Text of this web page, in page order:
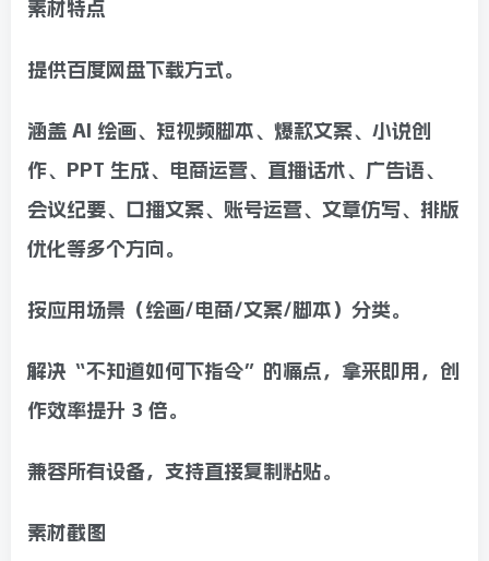
素材特点
提供百度网盘下载方式。
涵盖 AI 绘画、短视频脚本、爆款文案、小说创
作、PPT 生成、电商运营、直播话术、广告语、
会议纪要、口播文案、账号运营、文章仿写、排版
优化等多个方向。
按应用场景（绘画/电商/文案/脚本）分类。
解决“不知道如何下指令”的痛点，拿来即用，创
作效率提升 3 倍。
兼容所有设备，支持直接复制粘贴。
素材截图